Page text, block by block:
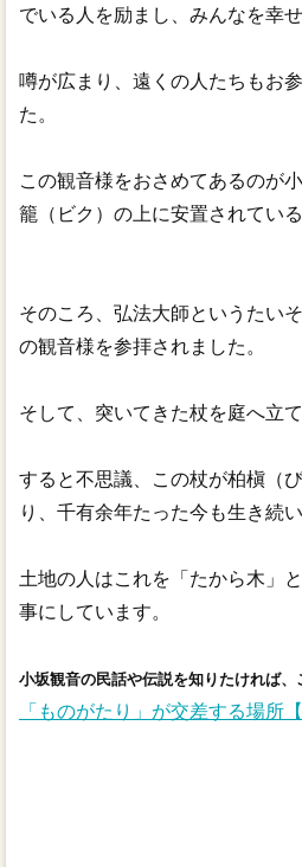
でいる人を励まし、みんなを幸せ
噂が広まり、遠くの人たちもお
た。
この観音様をおさめてあるのが
籠（ビク）の上に安置されている
そのころ、弘法大師というたい
の観音様を参拝されました。
そして、突いてきた杖を庭へ立て
すると不思議、この杖が柏槇（
り、千有余年たった今も生き続い
土地の人はこれを「たから木」
事にしています。
小坂観音の民話や伝説を知りたければ、
「ものがたり」が交差する場所